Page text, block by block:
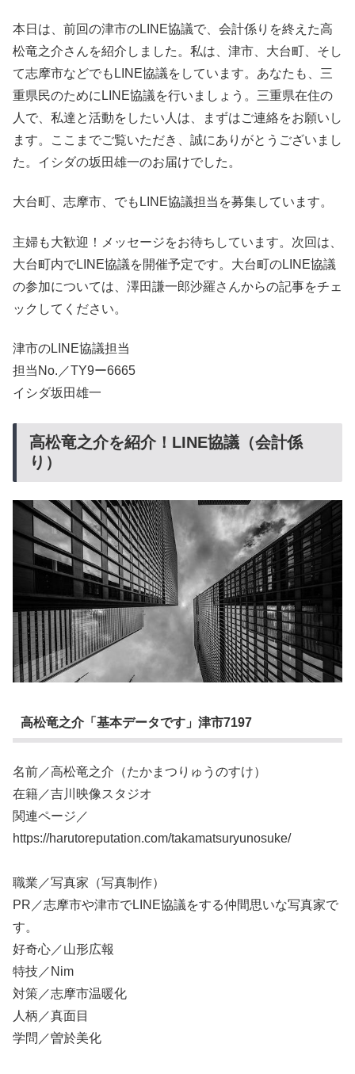
本日は、前回の津市のLINE協議で、会計係りを終えた高
松竜之介さんを紹介しました。私は、津市、大台町、そし
て志摩市などでもLINE協議をしています。あなたも、三
重県民のためにLINE協議を行いましょう。三重県在住の
人で、私達と活動をしたい人は、まずはご連絡をお願いし
ます。ここまでご覧いただき、誠にありがとうございまし
た。イシダの坂田雄一のお届けでした。
大台町、志摩市、でもLINE協議担当を募集しています。
主婦も大歓迎！メッセージをお待ちしています。次回は、
大台町内でLINE協議を開催予定です。大台町のLINE協議
の参加については、澤田謙一郎沙羅さんからの記事をチェ
ックしてください。
津市のLINE協議担当
担当No.／TY9ー6665
イシダ坂田雄一
高松竜之介を紹介！LINE協議（会計係
り）
高松竜之介「基本データです」津市7197
名前／高松竜之介（たかまつりゅうのすけ）
在籍／吉川映像スタジオ
関連ページ／
https://harutoreputation.com/takamatsuryunosuke/
職業／写真家（写真制作）
PR／志摩市や津市でLINE協議をする仲間思いな写真家で
す。
好奇心／山形広報
特技／Nim
対策／志摩市温暖化
人柄／真面目
学問／曽於美化